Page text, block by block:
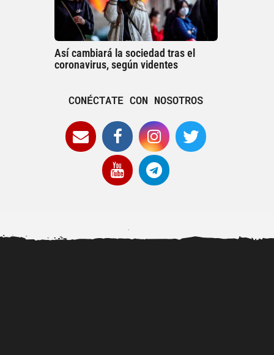
Así cambiará la sociedad tras el
coronavirus, según videntes
CONÉCTATE CON NOSOTROS